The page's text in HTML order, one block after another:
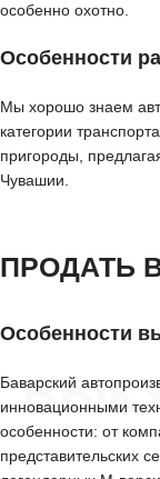
особенно охотно.
Особенности
Мы хорошо знаем
категории
пригороды,
Чувашии.
ПРОДАТЬ
Особенности
Баварский
инновационными
особенности: от
представительских